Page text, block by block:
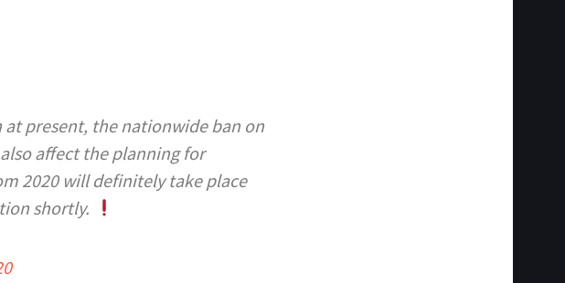
present, the nationwide ban on
affect the planning for
2020 will definitely take place
shortly.